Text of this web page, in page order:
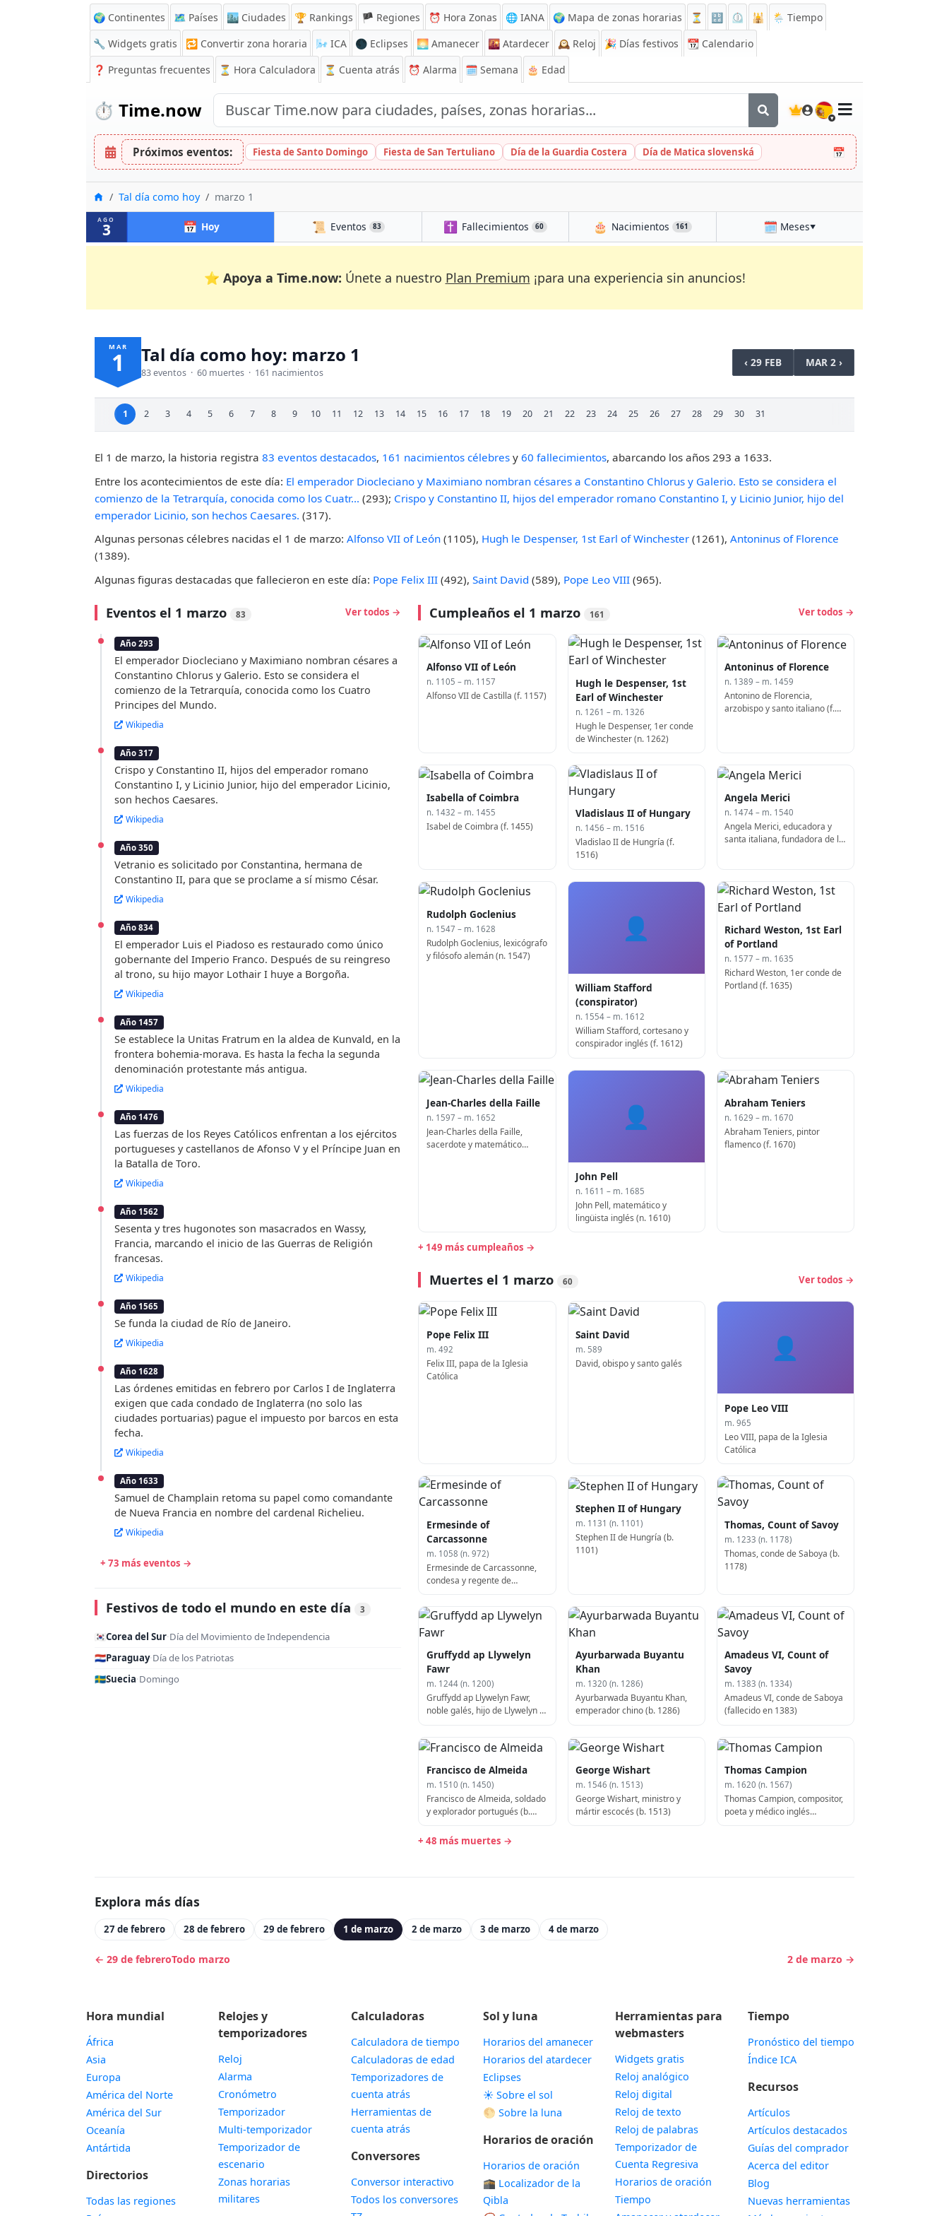
🌍 Continentes 🗺️ Países 🏙️ Ciudades 🏆 Rankings 🏴 Regiones ⏰ Hora Zonas 🌐 IANA 🌍 Mapa de zonas horarias ⏳ 🔡 ⏲️ 🕌
🌦️ Tiempo
🔧 Widgets gratis
🔁 Convertir zona horaria 🌬️ ICA 🌑 Eclipses 🌅 Amanecer 🌇 Atardecer 🕰️ Reloj 🎉 Días festivos 📆 Calendario
❓ Preguntas frecuentes ⏳ Hora Calculadora ⏳ Cuenta atrás ⏰ Alarma 🗓️ Semana 🎂 Edad
⏱️ Time.now 🇪🇸
Próximos eventos: Fiesta de Santo Domingo Fiesta de San Tertuliano Día de la Guardia Costera Día de Matica slovenská 📅
InicioTal día como hoy marzo 1
AGO
3 📅 Hoy 📜 Eventos 83 ✝️ Fallecimientos 60 🎂 Nacimientos 161 🗓️ Meses▼
⭐ Apoya a Time.now: Únete a nuestro Plan Premium ¡para una experiencia sin anuncios!
MAR
1 Tal día como hoy: marzo 1
83 eventos · 60 muertes · 161 nacimientos
‹ 29 FEB MAR 2 ›
1 2 3 4 5 6 7 8 9 10 11 12 13 14 15 16 17 18 19 20 21 22 23 24 25 26 27 28 29 30 31
El 1 de marzo, la historia registra 83 eventos destacados, 161 nacimientos célebres y 60 fallecimientos, abarcando los años 293 a 1633.
Entre los acontecimientos de este día: El emperador Diocleciano y Maximiano nombran césares a Constantino Chlorus y Galerio. Esto se considera el
comienzo de la Tetrarquía, conocida como los Cuatr... (293); Crispo y Constantino II, hijos del emperador romano Constantino I, y Licinio Junior, hijo del
emperador Licinio, son hechos Caesares. (317).
Algunas personas célebres nacidas el 1 de marzo: Alfonso VII of León (1105), Hugh le Despenser, 1st Earl of Winchester (1261), Antoninus of Florence
(1389).
Algunas figuras destacadas que fallecieron en este día: Pope Felix III (492), Saint David (589), Pope Leo VIII (965).
Eventos el 1 marzo 83 Ver todos →
Año 293
El emperador Diocleciano y Maximiano nombran césares a
Constantino Chlorus y Galerio. Esto se considera el
comienzo de la Tetrarquía, conocida como los Cuatro
Principes del Mundo.
Wikipedia
Año 317
Crispo y Constantino II, hijos del emperador romano
Constantino I, y Licinio Junior, hijo del emperador Licinio,
son hechos Caesares.
Wikipedia
Año 350
Vetranio es solicitado por Constantina, hermana de
Constantino II, para que se proclame a sí mismo César.
Wikipedia
Año 834
El emperador Luis el Piadoso es restaurado como único
gobernante del Imperio Franco. Después de su reingreso
al trono, su hijo mayor Lothair I huye a Borgoña.
Wikipedia
Año 1457
Se establece la Unitas Fratrum en la aldea de Kunvald, en la
frontera bohemia-morava. Es hasta la fecha la segunda
denominación protestante más antigua.
Wikipedia
Año 1476
Las fuerzas de los Reyes Católicos enfrentan a los ejércitos
portugueses y castellanos de Afonso V y el Príncipe Juan en
la Batalla de Toro.
Wikipedia
Año 1562
Sesenta y tres hugonotes son masacrados en Wassy,
Francia, marcando el inicio de las Guerras de Religión
francesas.
Wikipedia
Año 1565
Se funda la ciudad de Río de Janeiro.
Wikipedia
Año 1628
Las órdenes emitidas en febrero por Carlos I de Inglaterra
exigen que cada condado de Inglaterra (no solo las
ciudades portuarias) pague el impuesto por barcos en esta
fecha.
Wikipedia
Año 1633
Samuel de Champlain retoma su papel como comandante
de Nueva Francia en nombre del cardenal Richelieu.
Wikipedia
+ 73 más eventos →
Festivos de todo el mundo en este día 3
🇰🇷Corea del Sur·Día del Movimiento de Independencia
🇵🇾Paraguay·Día de los Patriotas
🇸🇪Suecia·Domingo
Cumpleaños el 1 marzo 161 Ver todos →
Alfonso VII of León
n. 1105 – m. 1157
Alfonso VII de Castilla (f. 1157)
Hugh le Despenser, 1st
Earl of Winchester
n. 1261 – m. 1326
Hugh le Despenser, 1er conde
de Winchester (n. 1262)
Antoninus of Florence
n. 1389 – m. 1459
Antonino de Florencia,
arzobispo y santo italiano (f.
Isabella of Coimbra
n. 1432 – m. 1455
Isabel de Coimbra (f. 1455)
Vladislaus II of Hungary
n. 1456 – m. 1516
Vladislao II de Hungría (f.
1516)
Angela Merici
n. 1474 – m. 1540
Angela Merici, educadora y
santa italiana, fundadora de la
Rudolph Goclenius
n. 1547 – m. 1628
Rudolph Goclenius, lexicógrafo
y filósofo alemán (n. 1547)
👤
William Stafford
(conspirator)
n. 1554 – m. 1612
William Stafford, cortesano y
conspirador inglés (f. 1612)
Richard Weston, 1st Earl
of Portland
n. 1577 – m. 1635
Richard Weston, 1er conde de
Portland (f. 1635)
Jean-Charles della Faille
n. 1597 – m. 1652
Jean-Charles della Faille,
sacerdote y matemático
👤
John Pell
n. 1611 – m. 1685
John Pell, matemático y
lingüista inglés (n. 1610)
Abraham Teniers
n. 1629 – m. 1670
Abraham Teniers, pintor
flamenco (f. 1670)
+ 149 más cumpleaños →
Muertes el 1 marzo 60 Ver todos →
Pope Felix III
m. 492
Felix III, papa de la Iglesia
Católica
Saint David
m. 589
David, obispo y santo galés
👤
Pope Leo VIII
m. 965
Leo VIII, papa de la Iglesia
Católica
Ermesinde of
Carcassonne
m. 1058 (n. 972)
Ermesinde de Carcassonne,
condesa y regente de
Stephen II of Hungary
m. 1131 (n. 1101)
Stephen II de Hungría (b.
1101)
Thomas, Count of Savoy
m. 1233 (n. 1178)
Thomas, conde de Saboya (b.
1178)
Gruffydd ap Llywelyn
Fawr
m. 1244 (n. 1200)
Gruffydd ap Llywelyn Fawr,
noble galés, hijo de Llywelyn el
Ayurbarwada Buyantu
Khan
m. 1320 (n. 1286)
Ayurbarwada Buyantu Khan,
emperador chino (b. 1286)
Amadeus VI, Count of
Savoy
m. 1383 (n. 1334)
Amadeus VI, conde de Saboya
(fallecido en 1383)
Francisco de Almeida
m. 1510 (n. 1450)
Francisco de Almeida, soldado
y explorador portugués (b.
George Wishart
m. 1546 (n. 1513)
George Wishart, ministro y
mártir escocés (b. 1513)
Thomas Campion
m. 1620 (n. 1567)
Thomas Campion, compositor,
poeta y médico inglés
+ 48 más muertes →
Explora más días
27 de febrero 28 de febrero 29 de febrero 1 de marzo 2 de marzo 3 de marzo 4 de marzo
← 29 de febreroTodo marzo 2 de marzo →
Hora mundial
África
Asia
Europa
América del Norte
América del Sur
Oceanía
Antártida
Directorios
Todas las regiones
Relojes y
temporizadores
Reloj
Alarma
Cronómetro
Temporizador
Multi-temporizador
Temporizador de
escenario
Zonas horarias
militares
Calculadoras
Calculadora de tiempo
Calculadoras de edad
Temporizadores de
cuenta atrás
Herramientas de
cuenta atrás
Conversores
Conversor interactivo
Todos los conversores
Sol y luna
Horarios del amanecer
Horarios del atardecer
Eclipses
☀️ Sobre el sol
🌕 Sobre la luna
Horarios de oración
Horarios de oración
🕋 Localizador de la
Qibla
Herramientas para
webmasters
Widgets gratis
Reloj analógico
Reloj digital
Reloj de texto
Reloj de palabras
Temporizador de
Cuenta Regresiva
Horarios de oración
Tiempo
Tiempo
Pronóstico del tiempo
Índice ICA
Recursos
Artículos
Artículos destacados
Guías del comprador
Acerca del editor
Blog
Nuevas herramientas